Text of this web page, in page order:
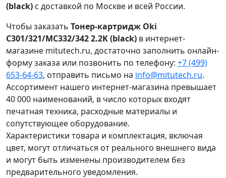
(black) с доставкой по Москве и всей России.
Чтобы заказать Тонер-картридж Oki
C301/321/MC332/342 2.2K (black) в интернет-
магазине mitutech.ru, достаточно заполнить онлайн-
форму заказа или позвонить по телефону: +7 (499)
653-64-63, отправить письмо на info@mitutech.ru.
Ассортимент нашего интернет-магазина превышает
40 000 наименований, в число которых входят
печатная техника, расходные материалы и
сопутствующее оборудование.
Характеристики товара и комплектация, включая
цвет, могут отличаться от реального внешнего вида
и могут быть изменены производителем без
предварительного уведомления.